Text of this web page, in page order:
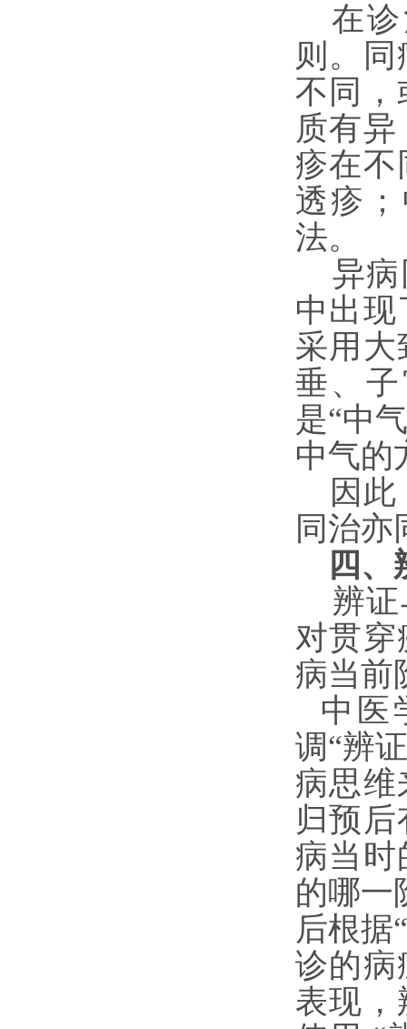
在
则。
不同，
质有
疹在不
透疹
法。
异病
中出
采用大
垂、
是“中
中气的
因此
同治亦
四、
辨证
对贯穿
病当前
中医
调“辨
病思维
归预
病当时
的哪一
后根据
诊的病
表现，